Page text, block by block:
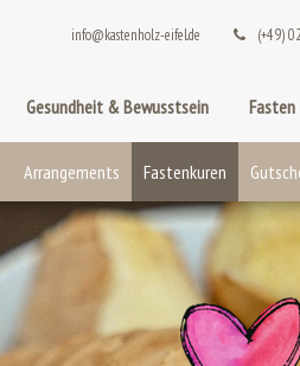
info@kastenholz-eifel.de (+49)
Gesundheit & Bewusstsein
Arrangements Fastenkuren